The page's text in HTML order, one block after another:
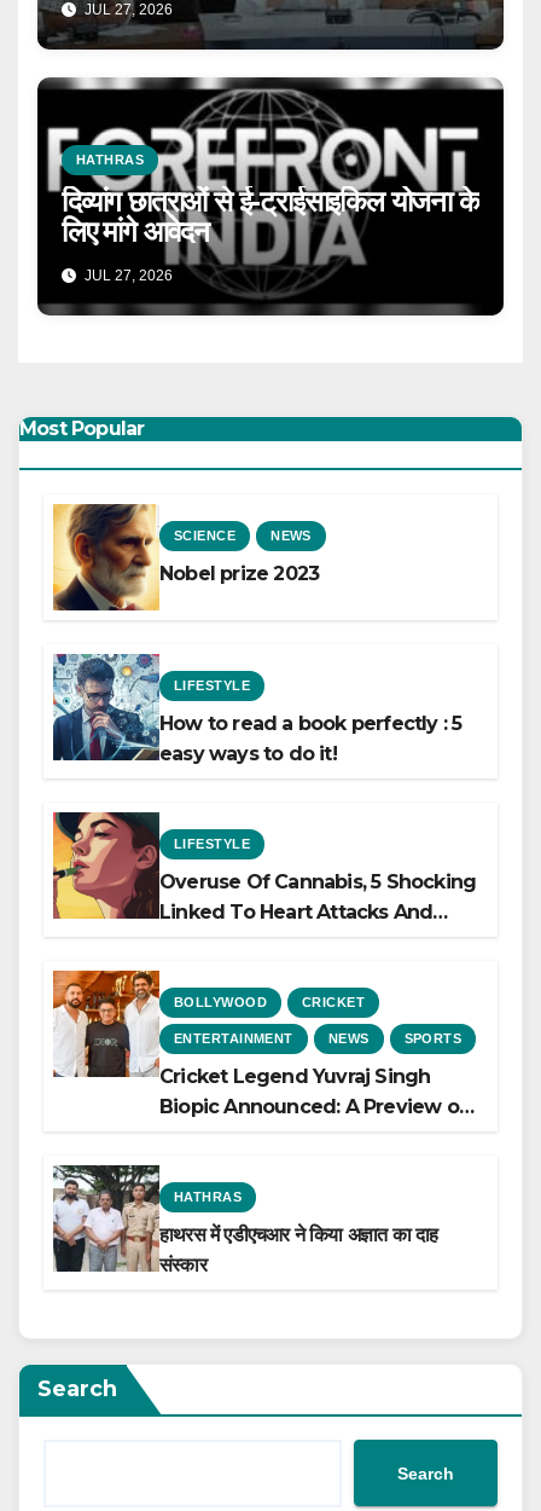
JUL 27, 2026
HATHRAS
दिव्यांग छात्राओं से ई-ट्राईसाइकिल योजना के
लिए मांगे आवेदन
JUL 27, 2026
Most Popular
SCIENCE NEWS
Nobel prize 2023
LIFESTYLE
How to read a book perfectly : 5
easy ways to do it!
LIFESTYLE
Overuse Of Cannabis, 5 Shocking
Linked To Heart Attacks And
BOLLYWOOD CRICKET
ENTERTAINMENT NEWS SPORTS
Cricket Legend Yuvraj Singh
Biopic Announced: A Preview of
HATHRAS
हाथरस में एडीएचआर ने किया अज्ञात का दाह
संस्कार
Search
Search